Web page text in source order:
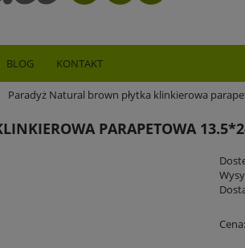
BLOG KONTAKT
Paradyż Natural brown płytka klinkierowa
PARAPETOWA
Cena: